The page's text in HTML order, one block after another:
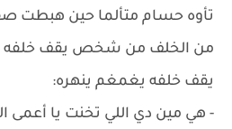
تأوه حسام متألما حين هبطت
من الخلف من شخص يقف خلفه
يقف خلفه يغمغم ينهره:
- هي مين دي اللي تخنت يا أعمى